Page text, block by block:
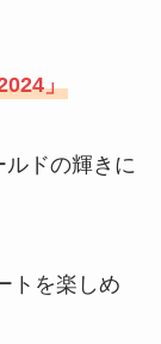
」
ドの輝きに
トを楽しめ